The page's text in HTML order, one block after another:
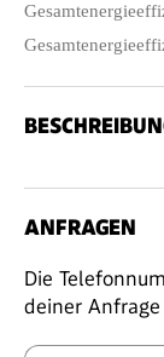
ANFRAGEN
Die
deiner